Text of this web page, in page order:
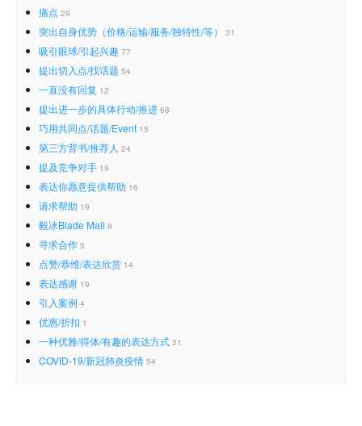
痛点 29
突出自身优势（价格/运输/服务/独特性/等） 31
吸引眼球/引起兴趣 77
提出切入点/找话题 54
一直没有回复 12
提出进一步的具体行动/推进 68
巧用共同点/话题/Event 15
第三方背书/推荐人 24
提及竞争对手 19
表达你愿意提供帮助 16
请求帮助 19
毅冰Blade Mail 9
寻求合作 5
点赞/恭维/表达欣赏 14
表达感谢 19
引入案例 4
优惠/折扣 1
一种优雅/得体/有趣的表达方式 31
COVID-19/新冠肺炎疫情 54